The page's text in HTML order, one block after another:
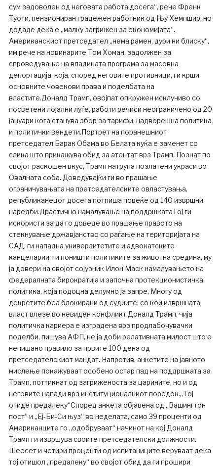
сум задоволен од неговата работа досега“, рече Френк
Туоти, пензиониран градежен работник од Њу Хемпшир, но
додаде дека е „малку загрижен за економијата“.
Американскиот претседател „нема рамен, дури ни блиску“,
им рече на новинарите Том Хоман, задолжен за
спроведување на владината програма за масовна
депортација, која, според неговите противници, ги крши
основните човекови права и поделбата на
властите.Доналд Трамп, овојпат опкружен исклучиво со
посветени лојални луѓе, работи речиси неограничено од 20
јануари кога станува збор за тарифи, надворешна политика
и политички вендети.Портрет на поранешниот
претседател Барак Обама во Белата куќа е заменет со
слика што прикажува обид за атентат врз Трамп. Познат по
својот раскошен вкус, Трамп натрупа позлатени украси во
Овалната соба. Доведувајќи ги во прашање
ограничувањата на претседателските овластувања,
републиканецот досега потпиша повеќе од 140 извршни
наредби.Драстично намалување на поддршкатаТој ги
искористи за да го доведе во прашање правото на
стекнување државјанство со раѓање на територијата на
САД, ги нападна универзитетите и адвокатските
канцеларии, ги поништи политиките за животна средина, му
ја довери на својот сојузник Илон Маск намалувањето на
федералната бирократија и започна протекционистичка
политика, која подоцна делумно ја запре. Многу од
декретите беа блокирани од судиите, со кои извршната
власт влезе во невиден конфликт.Доналд Трамп, чија
политичка кариера е изградена врз продлабочувачки
поделби, пишува АФП, не ја доби релативната милост што е
непишано правило за првите 100 дена од
претседателскиот мандат. Напротив, анкетите на јавното
мислење покажуваат особено остар пад на поддршката за
Трамп, поттикнат од загриженоста за царините, но и од
неговите напади врз институционалниот поредок.„Тој
отиде предалеку“Според анкета објавена од „Вашингтон
пост“ и „Еј-Би-Си њуз“ во неделата, само 39 проценти од
Американците го „одобруваат“ начинот на кој Доналд
Трамп ги извршува своите претседателски должности.
Шеесет и четири проценти од испитаниците веруваат дека
тој отишол „предалеку“ во својот обид да ги прошири